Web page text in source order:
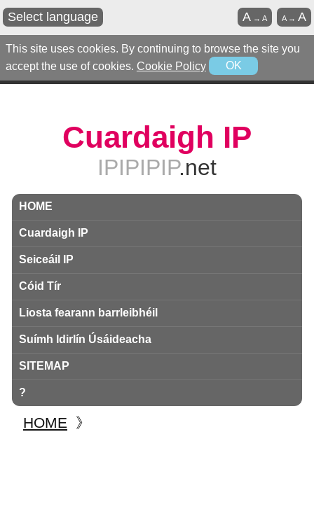
This site uses cookies. By continuing to browse the site you
accept the use of cookies. Cookie Policy OK
Select language A→A
A →A
Cuardaigh IP
IPIPIPIP.net
HOME
Cuardaigh IP
Seiceáil IP
Cóid Tír
Liosta fearann ​​barrleibhéil
Suímh Idirlín Úsáideacha
SITEMAP
?
HOME 》